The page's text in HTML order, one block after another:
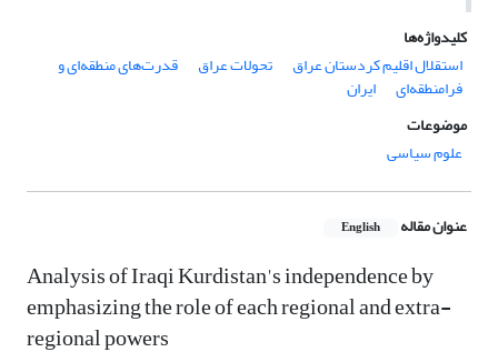
کلیدواژه‌ها
استقلال اقلیم کردستان عراق
تحولات عراق قدرت‌های منطقه‌ای و
فرامنطقه‌ای
ایران
موضوعات
علوم سیاسی
عنوان مقاله English
Analysis of Iraqi Kurdistan's independence by
emphasizing the role of each regional and extra-
regional powers